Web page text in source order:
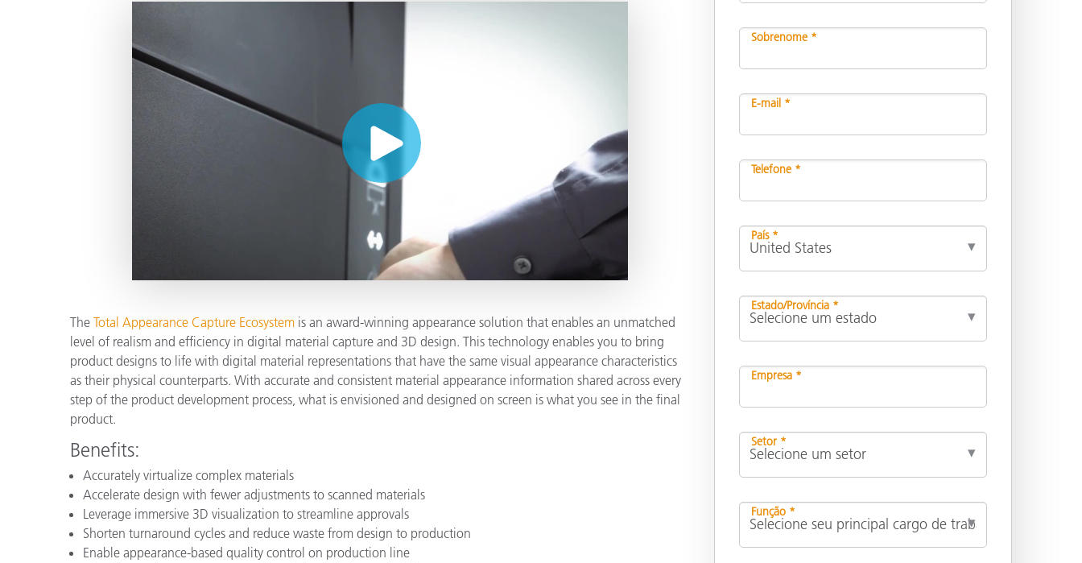
The Total Appearance Capture Ecosystem is an award-winning appearance solution that enables an unmatched
level of realism and efficiency in digital material capture and 3D design. This technology enables you to bring
product designs to life with digital material representations that have the same visual appearance characteristics
as their physical counterparts. With accurate and consistent material appearance information shared across every
step of the product development process, what is envisioned and designed on screen is what you see in the final
product.
Benefits:
Accurately virtualize complex materials
Accelerate design with fewer adjustments to scanned materials
Leverage immersive 3D visualization to streamline approvals
Shorten turnaround cycles and reduce waste from design to production
Enable appearance-based quality control on production line
Sobrenome *
E-mail *
Telefone *
País *
Estado/Província *
Empresa *
Setor *
Função *